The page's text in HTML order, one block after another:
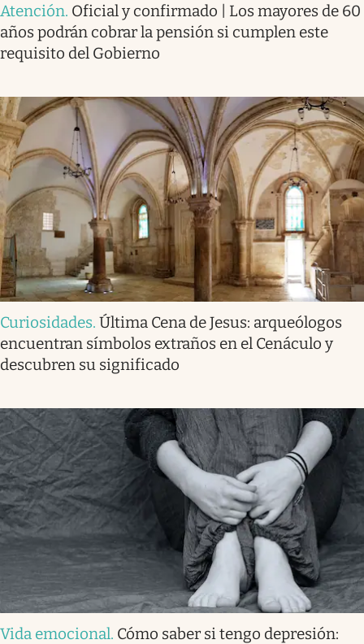
Atención. Oficial y confirmado | Los mayores de 60
años podrán cobrar la pensión si cumplen este
requisito del Gobierno
Curiosidades. Última Cena de Jesus: arqueólogos
encuentran símbolos extraños en el Cenáculo y
descubren su significado
Vida emocional. Cómo saber si tengo depresión: